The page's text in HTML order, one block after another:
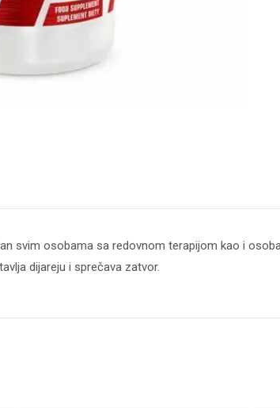
svim osobama sa redovnom terapijom kao i
dijareju i sprečava zatvor.